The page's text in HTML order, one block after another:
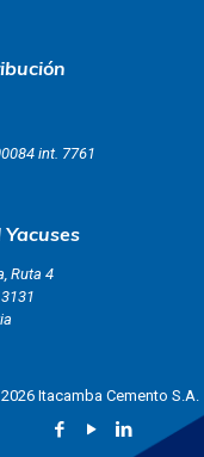
int. 7761
Ruta 4
Itacamba Cemento S.A.